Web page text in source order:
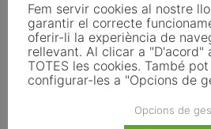
TESTAREG
transfronterera
generacional al
Fem servir cookies al nostre
garantir el correcte
oferir-li la experiència de
rellevant. Al clicar a "D'acord"
TOTES les cookies. També
configurar-les a "Opcions de
Opcions de